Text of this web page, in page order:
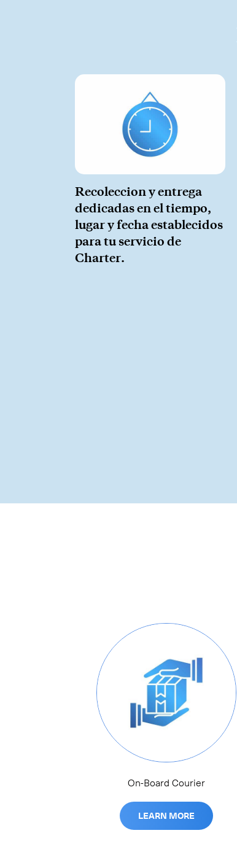
Recoleccion y entrega
dedicadas en el tiempo,
lugar y fecha establecidos
para tu servicio de
Charter.
On-Board Courier
LEARN MORE